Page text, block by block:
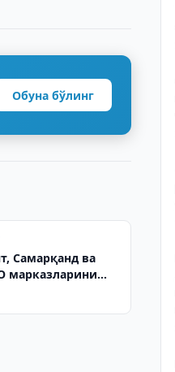
Обуна бўлинг
Самарқанд ва
марказларини